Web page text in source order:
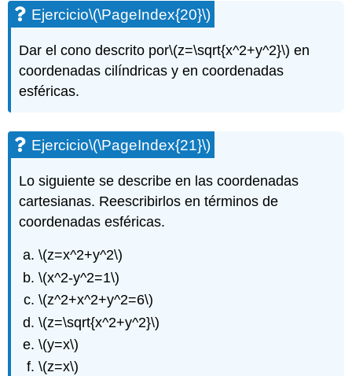
Ejercicio\(\PageIndex{20}\)
Dar el cono descrito por\(z=\sqrt{x^2+y^2}\) en
coordenadas cilíndricas y en coordenadas
esféricas.
Ejercicio\(\PageIndex{21}\)
Lo siguiente se describe en las coordenadas
cartesianas. Reescribirlos en términos de
coordenadas esféricas.
\(z=x^2+y^2\)
\(x^2-y^2=1\)
\(z^2+x^2+y^2=6\)
\(z=\sqrt{x^2+y^2}\)
\(y=x\)
\(z=x\)